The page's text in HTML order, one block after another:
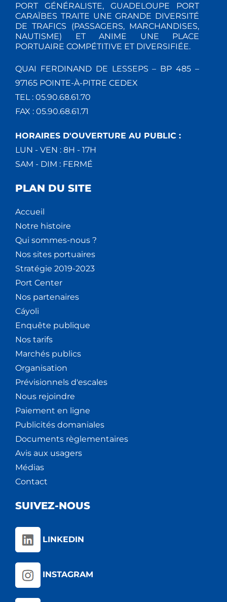
PORT GÉNÉRALISTE, GUADELOUPE PORT
CARAÏBES TRAITE UNE GRANDE DIVERSITÉ
DE TRAFICS (PASSAGERS, MARCHANDISES,
NAUTISME) ET ANIME UNE PLACE
PORTUAIRE COMPÉTITIVE ET DIVERSIFIÉE.
QUAI FERDINAND DE LESSEPS – BP 485 –
97165 POINTE-À-PITRE CEDEX
TEL : 05.90.68.61.70
FAX : 05.90.68.61.71
HORAIRES D'OUVERTURE AU PUBLIC :
LUN - VEN : 8H - 17H
SAM - DIM : FERMÉ
PLAN DU SITE
Accueil
Notre histoire
Qui sommes-nous ?
Nos sites portuaires
Stratégie 2019-2023
Port Center
Nos partenaires
Cáyoli
Enquête publique
Nos tarifs
Marchés publics
Organisation
Prévisionnels d'escales
Nous rejoindre
Paiement en ligne
Publicités domaniales
Documents règlementaires
Avis aux usagers
Médias
Contact
SUIVEZ-NOUS
LINKEDIN
INSTAGRAM